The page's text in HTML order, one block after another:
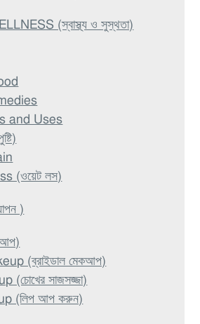
(স্বাস্থ্য ও সুস্থতা)
and Uses
(ওয়েট লস)
)
(ব্রাইডাল মেকআপ)
(চোখের সাজসজ্জা)
(লিপ আপ করুন)